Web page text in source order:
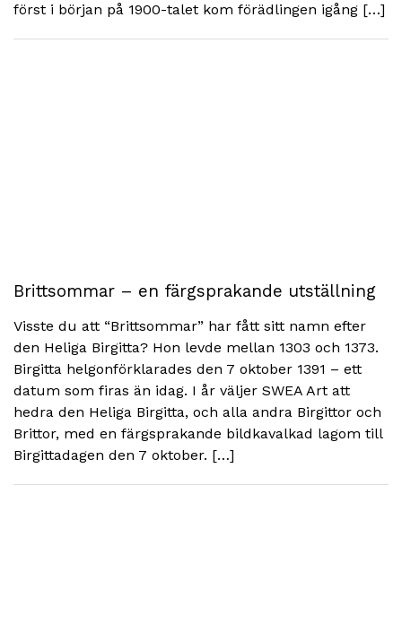
först i början på 1900-talet kom förädlingen igång […]
Brittsommar – en färgsprakande utställning
Visste du att “Brittsommar” har fått sitt namn efter
den Heliga Birgitta? Hon levde mellan 1303 och 1373.
Birgitta helgonförklarades den 7 oktober 1391 – ett
datum som firas än idag. I år väljer SWEA Art att
hedra den Heliga Birgitta, och alla andra Birgittor och
Brittor, med en färgsprakande bildkavalkad lagom till
Birgittadagen den 7 oktober. […]